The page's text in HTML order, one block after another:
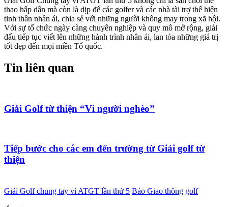
thao hấp dẫn mà còn là dịp để các golfer và các nhà tài trợ thể hiện
tinh thần nhân ái, chia sẻ với những người không may trong xã hội.
Với sự tổ chức ngày càng chuyên nghiệp và quy mô mở rộng, giải
đấu tiếp tục viết lên những hành trình nhân ái, lan tỏa những giá trị
tốt đẹp đến mọi miền Tổ quốc.
Tin liên quan
Giải Golf từ thiện “Vì người nghèo”
Tiếp bước cho các em đến trường từ Giải golf từ
thiện
Giải Golf chung tay vì ATGT lần thứ 5 Báo Giao thông golf